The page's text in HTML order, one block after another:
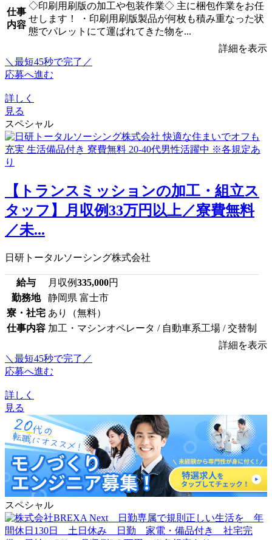
仕事
内容
◇印刷用刷版の加工や包装作業◇ 主に梱包作業をお任
せします！ ・印刷用刷版製品が何枚も積み重なった状
態でパレットにて運ばれてきた物を...
詳細を表示
＼最短45秒で完了／
応募へ進む
詳しく
見る
スペシャル
【トランスミッションの加工・組立ス
タッフ】月収例33万円以上／寮費無料
／未...
日研トータルソーシング株式会社
給与 月収例335,000円
勤務地
静岡県 富士市
寮・社宅 あり（無料）
仕事内容 加工・マシンオペレータ / 自動車系工場 / 交替制
詳細を表示
＼最短45秒で完了／
応募へ進む
詳しく
見る
スペシャル